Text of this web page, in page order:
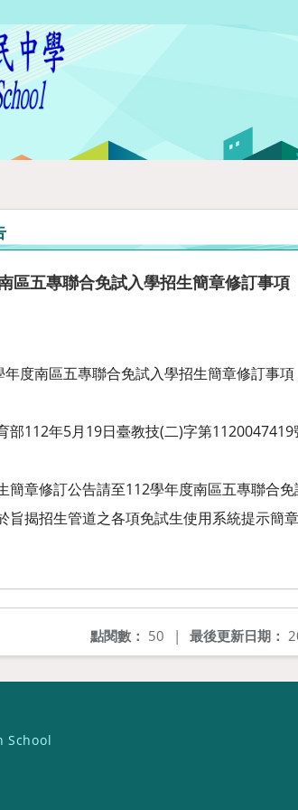
區五專聯合免試入學招生簡章修訂事項
度南區五專聯合免試入學招生簡章修訂事項
部112年5月19日臺教技(二)字第
簡章修訂公告請至112學年度南區五專聯合
旨揭招生管道之各項免試生使用系統提示簡
最後更新日期：
點閱數： 50 |
School